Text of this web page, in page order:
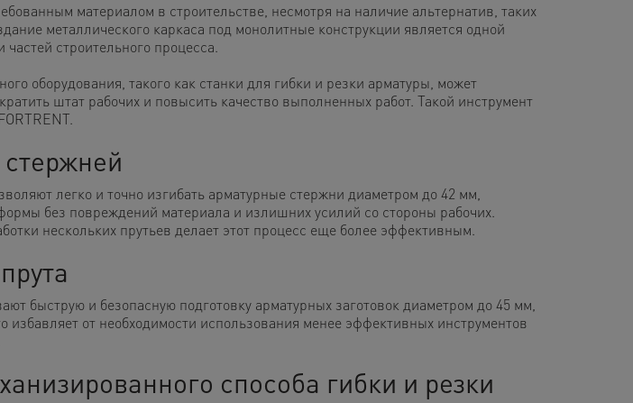
материалом в строительстве, несмотря на наличие альтернатив, таких
металлического каркаса под монолитные конструкции является одной
строительного процесса.
оборудования, такого как станки для гибки и резки арматуры, может
штат рабочих и повысить качество выполненных работ. Такой инструмент
легко и точно изгибать арматурные стержни диаметром до 42 мм,
без повреждений материала и излишних усилий со стороны рабочих.
нескольких прутьев делает этот процесс еще более эффективным.
быструю и безопасную подготовку арматурных заготовок диаметром до 45 мм,
избавляет от необходимости использования менее эффективных инструментов
способа гибки и резки